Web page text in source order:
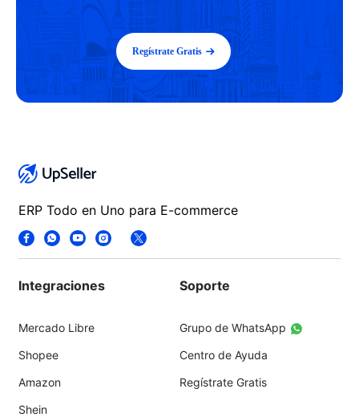
Regístrate Gratis
ERP Todo en Uno para E-commerce
Integraciones
Mercado Libre
Shopee
Amazon
Shein
Soporte
Grupo de WhatsApp
Centro de Ayuda
Regístrate Gratis